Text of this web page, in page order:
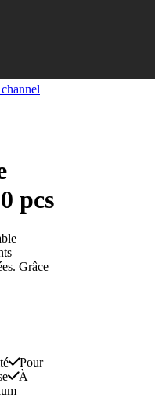
pcs
Grâce
Pour
À